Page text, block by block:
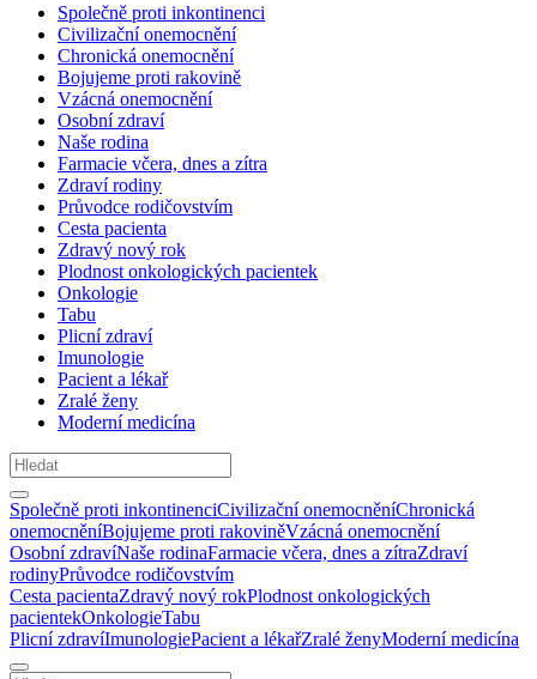
Společně proti inkontinenci
Civilizační onemocnění
Chronická onemocnění
Bojujeme proti rakovině
Vzácná onemocnění
Osobní zdraví
Naše rodina
Farmacie včera, dnes a zítra
Zdraví rodiny
Průvodce rodičovstvím
Cesta pacienta
Zdravý nový rok
Plodnost onkologických pacientek
Onkologie
Tabu
Plicní zdraví
Imunologie
Pacient a lékař
Zralé ženy
Moderní medicína
Společně proti inkontinenciCivilizační onemocněníChronická
onemocněníBojujeme proti rakoviněVzácná onemocnění
Osobní zdravíNaše rodinaFarmacie včera, dnes a zítraZdraví
rodinyPrůvodce rodičovstvím
Cesta pacientaZdravý nový rokPlodnost onkologických
pacientekOnkologieTabu
Plicní zdravíImunologiePacient a lékařZralé ženyModerní medicína